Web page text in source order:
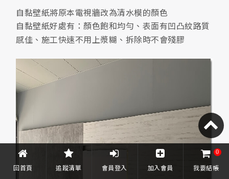
自黏壁紙將原本電視牆改為清水模的顏色
自黏壁紙好處有：顏色飽和均勻、表面有凹凸紋路質
感佳、施工快速不用上漿糊、拆除時不會殘膠
回首頁 追蹤清單 會員登入 加入會員
0
我要結帳